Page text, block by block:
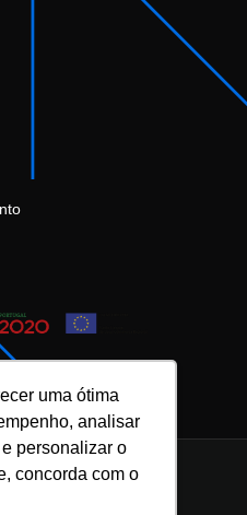
uma ótima
analisar
personalizar o
concorda com o